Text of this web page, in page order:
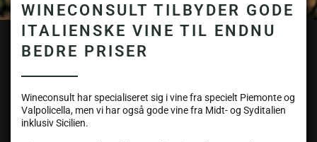
WINECONSULT TILBYDER GODE
ITALIENSKE VINE TIL ENDNU
BEDRE PRISER
Wineconsult har specialiseret sig i vine fra specielt Piemonte og
Valpolicella, men vi har også gode vine fra Midt- og Syditalien
inklusiv Sicilien.